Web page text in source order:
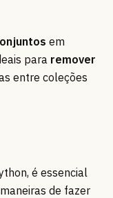
em
para remover
entre coleções
é essencial
de fazer